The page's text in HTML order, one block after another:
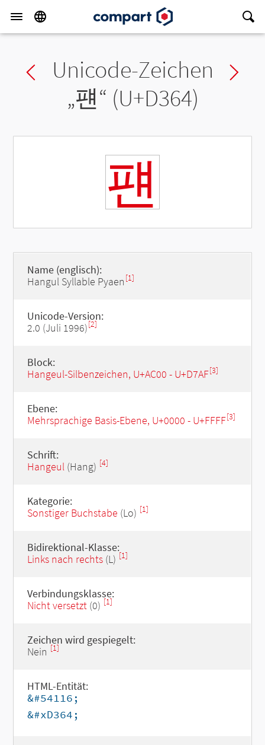
Previous char
Unicode-Zeichen
„퍤“ (U+D364)
퍤
Name (englisch):
Hangul Syllable Pyaen [1]
Unicode-Version:
2.0 (Juli 1996)[2]
Block:
Hangeul-Silbenzeichen, U+AC00 - U+D7AF[3]
Ebene:
Mehrsprachige Basis-Ebene, U+0000 - U+FFFF[3]
Schrift:
Hangeul(Hang) [4]
Kategorie:
Sonstiger Buchstabe (Lo) [1]
Bidirektional-Klasse:
Links nach rechts(L) [1]
Verbindungsklasse:
Nicht versetzt(0) [1]
Zeichen wird gespiegelt:
Nein [1]
HTML-Entität:
&#54116;
&#xD364;